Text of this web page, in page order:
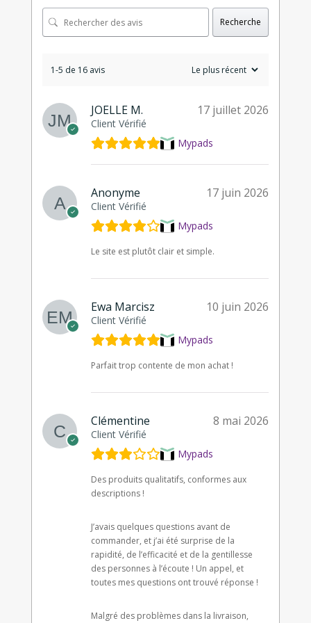
Recherche
1-5 de 16 avis
JOELLE M.
Client Vérifié
17 juillet 2026
Mypads
Anonyme
Client Vérifié
17 juin 2026
Mypads
Le site est plutôt clair et simple.
Ewa Marcisz
Client Vérifié
10 juin 2026
Mypads
Parfait trop contente de mon achat !
Clémentine
Client Vérifié
8 mai 2026
Mypads
Des produits qualitatifs, conformes aux
descriptions !
J’avais quelques questions avant de
commander, et j’ai été surprise de la
rapidité, de l’efficacité et de la gentillesse
des personnes à l’écoute ! Un appel, et
toutes mes questions ont trouvé réponse !
Malgré des problèmes dans la livraison,